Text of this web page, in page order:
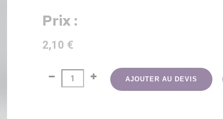
Prix :
2,10 €
AJOUTER AU DEVIS